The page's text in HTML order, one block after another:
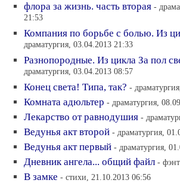
флора за жизнь. часть вторая -
21:53
Компания по борьбе с болью. Из
драматургия, 03.04.2013 21:33
Разнопородные. Из цикла За пол
драматургия, 03.04.2013 08:57
Конец света! Типа, так? -
Комната адюльтер - драматургия,
Лекарство от равнодушия -
Ведунья акт второй - драматургия,
Ведунья акт первый - драматургия,
Дневник ангела... общий файл -
В замке - стихи, 21.10.2013 06:56